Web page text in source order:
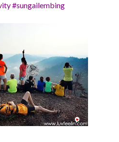
#sungailembing